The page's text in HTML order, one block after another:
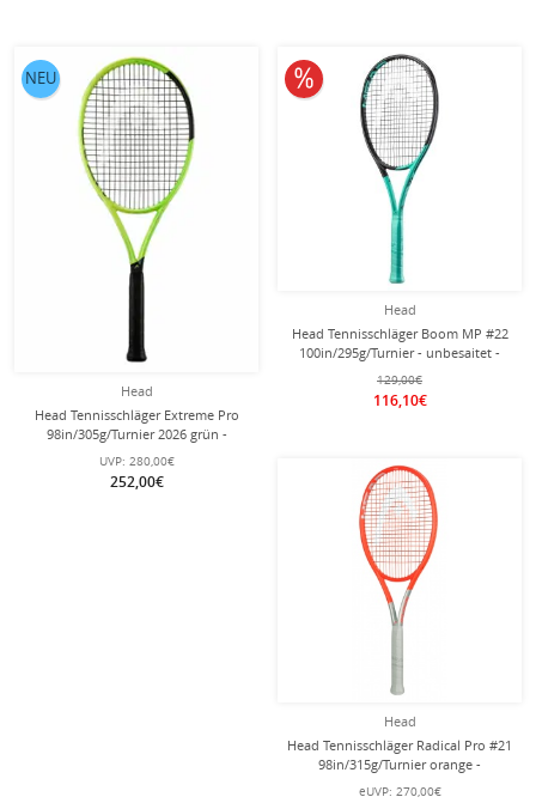
Head
Head Tennisschläger Extreme Pro
98in/305g/Turnier 2026 grün -
besaitet -
UVP: 280,00€
252,00€
NEU
Head
Head Tennisschläger Boom MP #22
100in/295g/Turnier - unbesaitet -
129,00€
116,10€
10% reduziert
Head
Head Tennisschläger Radical Pro #21
98in/315g/Turnier orange -
unbesaitet -
eUVP: 270,00€